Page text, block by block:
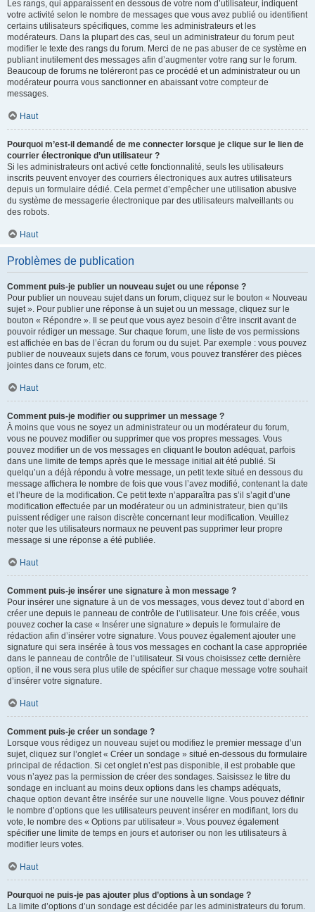
Les rangs, qui apparaissent en dessous de votre nom d’utilisateur, indiquent
votre activité selon le nombre de messages que vous avez publié ou identifient
certains utilisateurs spécifiques, comme les administrateurs et les
modérateurs. Dans la plupart des cas, seul un administrateur du forum peut
modifier le texte des rangs du forum. Merci de ne pas abuser de ce système en
publiant inutilement des messages afin d’augmenter votre rang sur le forum.
Beaucoup de forums ne toléreront pas ce procédé et un administrateur ou un
modérateur pourra vous sanctionner en abaissant votre compteur de
messages.
Haut
Pourquoi m’est-il demandé de me connecter lorsque je clique sur le lien de
courrier électronique d’un utilisateur ?
Si les administrateurs ont activé cette fonctionnalité, seuls les utilisateurs
inscrits peuvent envoyer des courriers électroniques aux autres utilisateurs
depuis un formulaire dédié. Cela permet d’empêcher une utilisation abusive
du système de messagerie électronique par des utilisateurs malveillants ou
des robots.
Haut
Problèmes de publication
Comment puis-je publier un nouveau sujet ou une réponse ?
Pour publier un nouveau sujet dans un forum, cliquez sur le bouton « Nouveau
sujet ». Pour publier une réponse à un sujet ou un message, cliquez sur le
bouton « Répondre ». Il se peut que vous ayez besoin d’être inscrit avant de
pouvoir rédiger un message. Sur chaque forum, une liste de vos permissions
est affichée en bas de l’écran du forum ou du sujet. Par exemple : vous pouvez
publier de nouveaux sujets dans ce forum, vous pouvez transférer des pièces
jointes dans ce forum, etc.
Haut
Comment puis-je modifier ou supprimer un message ?
À moins que vous ne soyez un administrateur ou un modérateur du forum,
vous ne pouvez modifier ou supprimer que vos propres messages. Vous
pouvez modifier un de vos messages en cliquant le bouton adéquat, parfois
dans une limite de temps après que le message initial ait été publié. Si
quelqu’un a déjà répondu à votre message, un petit texte situé en dessous du
message affichera le nombre de fois que vous l’avez modifié, contenant la date
et l’heure de la modification. Ce petit texte n’apparaîtra pas s’il s’agit d’une
modification effectuée par un modérateur ou un administrateur, bien qu’ils
puissent rédiger une raison discrète concernant leur modification. Veuillez
noter que les utilisateurs normaux ne peuvent pas supprimer leur propre
message si une réponse a été publiée.
Haut
Comment puis-je insérer une signature à mon message ?
Pour insérer une signature à un de vos messages, vous devez tout d’abord en
créer une depuis le panneau de contrôle de l’utilisateur. Une fois créée, vous
pouvez cocher la case « Insérer une signature » depuis le formulaire de
rédaction afin d’insérer votre signature. Vous pouvez également ajouter une
signature qui sera insérée à tous vos messages en cochant la case appropriée
dans le panneau de contrôle de l’utilisateur. Si vous choisissez cette dernière
option, il ne vous sera plus utile de spécifier sur chaque message votre souhait
d’insérer votre signature.
Haut
Comment puis-je créer un sondage ?
Lorsque vous rédigez un nouveau sujet ou modifiez le premier message d’un
sujet, cliquez sur l’onglet « Créer un sondage » situé en-dessous du formulaire
principal de rédaction. Si cet onglet n’est pas disponible, il est probable que
vous n’ayez pas la permission de créer des sondages. Saisissez le titre du
sondage en incluant au moins deux options dans les champs adéquats,
chaque option devant être insérée sur une nouvelle ligne. Vous pouvez définir
le nombre d’options que les utilisateurs peuvent insérer en modifiant, lors du
vote, le nombre des « Options par utilisateur ». Vous pouvez également
spécifier une limite de temps en jours et autoriser ou non les utilisateurs à
modifier leurs votes.
Haut
Pourquoi ne puis-je pas ajouter plus d’options à un sondage ?
La limite d’options d’un sondage est décidée par les administrateurs du forum.